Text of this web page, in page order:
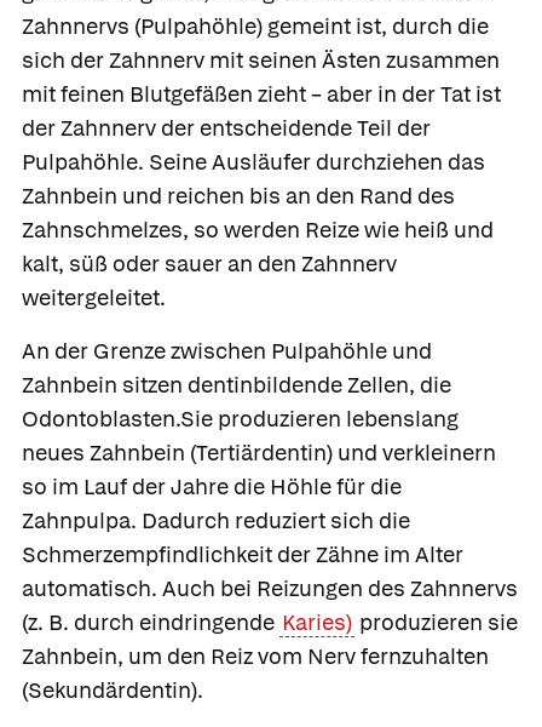
Zahnnervs (Pulpahöhle) gemeint ist, durch die
sich der Zahnnerv mit seinen Ästen zusammen
mit feinen Blutgefäßen zieht – aber in der Tat ist
der Zahnnerv der entscheidende Teil der
Pulpahöhle. Seine Ausläufer durchziehen das
Zahnbein und reichen bis an den Rand des
Zahnschmelzes, so werden Reize wie heiß und
kalt, süß oder sauer an den Zahnnerv
weitergeleitet.
An der Grenze zwischen Pulpahöhle und
Zahnbein sitzen dentinbildende Zellen, die
Odontoblasten.Sie produzieren lebenslang
neues Zahnbein (Tertiärdentin) und verkleinern
so im Lauf der Jahre die Höhle für die
Zahnpulpa. Dadurch reduziert sich die
Schmerzempfindlichkeit der Zähne im Alter
automatisch. Auch bei Reizungen des Zahnnervs
(z. B. durch eindringende Karies) produzieren sie
Zahnbein, um den Reiz vom Nerv fernzuhalten
(Sekundärdentin).